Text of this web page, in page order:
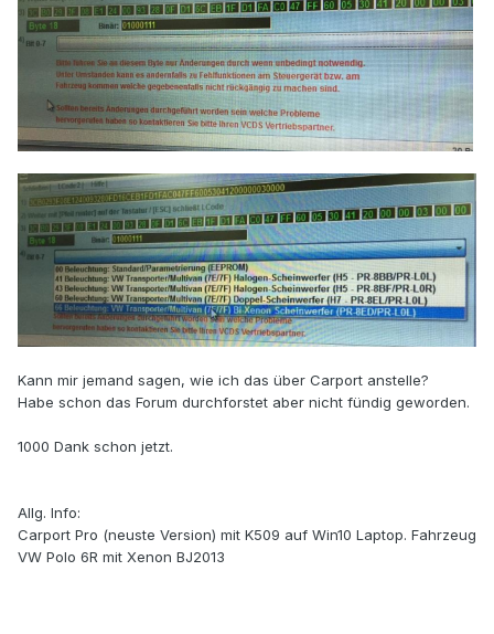
Kann mir jemand sagen, wie ich das über Carport anstelle?
Habe schon das Forum durchforstet aber nicht fündig geworden.
1000 Dank schon jetzt.
Allg. Info:
Carport Pro (neuste Version) mit K509 auf Win10 Laptop. Fahrzeug
VW Polo 6R mit Xenon BJ2013